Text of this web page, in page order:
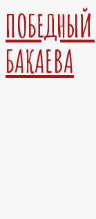
БАКАЕВА